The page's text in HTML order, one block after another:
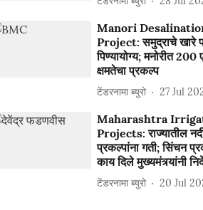
Manori
Project: समुद्राचे खारे
पिण्यायोग्य; मनोरीत 200
क्षमतेचा प्रकल्प
टेंडरनामा ब्युरो 27 Jul
Maharashtra
Projects: राज्यातील
प्रकल्पांना गती; सिंचन
काय दिले मुख्यमंत्र्यांनी
टेंडरनामा ब्युरो 20 Jul